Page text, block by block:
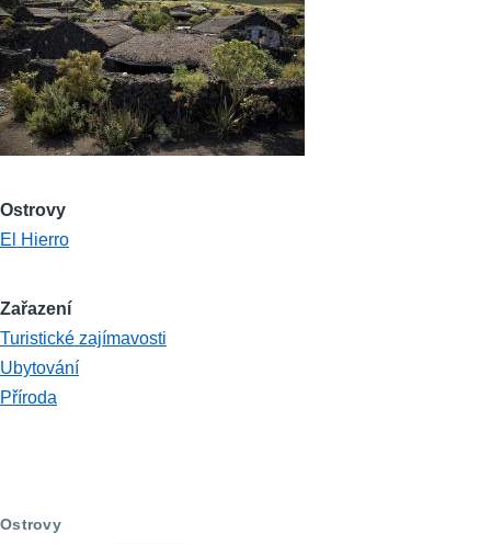
Ostrovy
El Hierro
Zařazení
Turistické zajímavosti
Ubytování
Příroda
Ostrovy